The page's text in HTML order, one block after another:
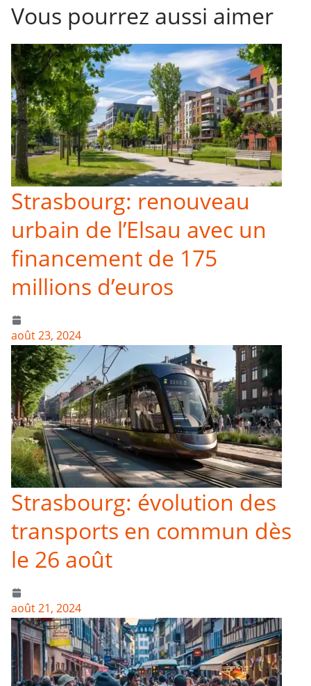
Vous pourrez aussi aimer
Strasbourg: renouveau
urbain de l’Elsau avec un
financement de 175
millions d’euros
août 23, 2024
Strasbourg: évolution des
transports en commun dès
le 26 août
août 21, 2024